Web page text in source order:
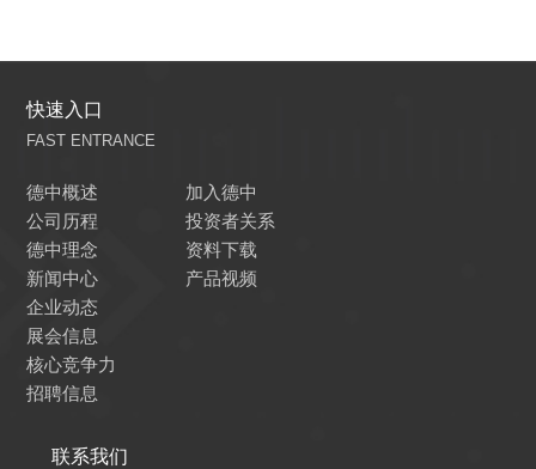
快速入口
FAST ENTRANCE
德中概述
公司历程
德中理念
新闻中心
企业动态
展会信息
核心竞争力
招聘信息
加入德中
投资者关系
资料下载
产品视频
联系我们